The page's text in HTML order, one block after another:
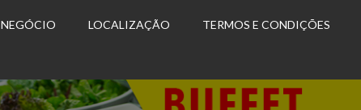
LOCALIZAÇÃO TERMOS E CONDIÇÕES